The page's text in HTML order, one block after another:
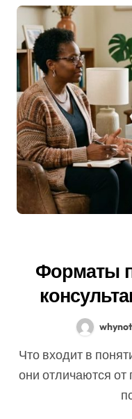
Форматы
Что входит в понятие «услуги психолога» и чем
они отличаются от